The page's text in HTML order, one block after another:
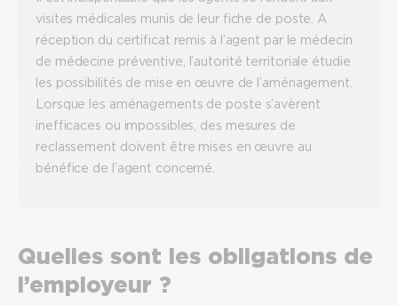
visites médicales munis de leur fiche de poste. A
réception du certificat remis à l’agent par le médecin
de médecine préventive, l’autorité territoriale étudie
les possibilités de mise en œuvre de l’aménagement.
Lorsque les aménagements de poste s’avèrent
inefficaces ou impossibles, des mesures de
reclassement doivent être mises en œuvre au
bénéfice de l’agent concerné.
Quelles sont les obligations de
l’employeur ?